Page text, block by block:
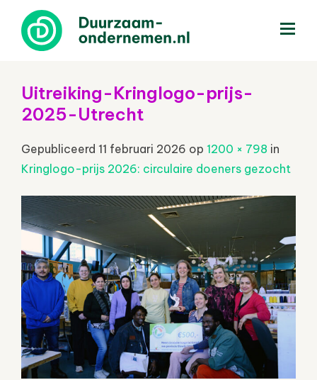
Uitreiking-Kringlogo-prijs-
2025-Utrecht
Gepubliceerd 11 februari 2026 op 1200 × 798 in
Kringlogo-prijs 2026: circulaire doeners gezocht